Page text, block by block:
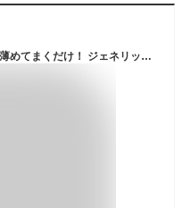
除草剤 サンフーロン 500ml 2L 5L 水に薄めてまくだけ！ ジェネリック農薬 根こそぎ ドクダミ スギナ 竹 笹 イネ科雑草等